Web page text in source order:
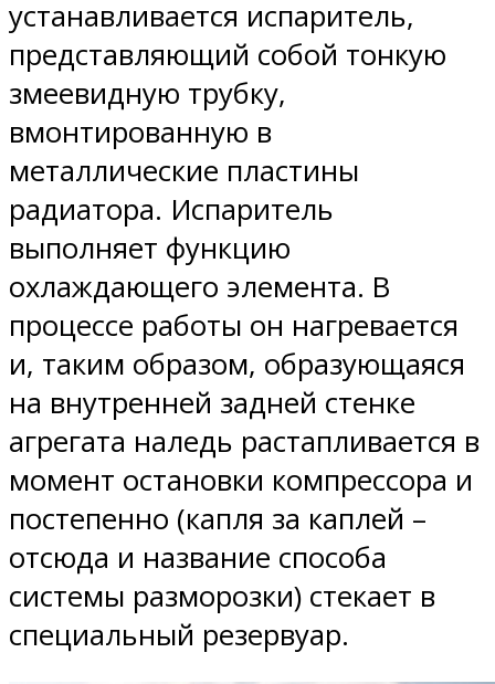
устанавливается испаритель,
представляющий собой тонкую
змеевидную трубку,
вмонтированную в
металлические пластины
радиатора. Испаритель
выполняет функцию
охлаждающего элемента. В
процессе работы он нагревается
и, таким образом, образующаяся
на внутренней задней стенке
агрегата наледь растапливается в
момент остановки компрессора и
постепенно (капля за каплей –
отсюда и название способа
системы разморозки) стекает в
специальный резервуар.